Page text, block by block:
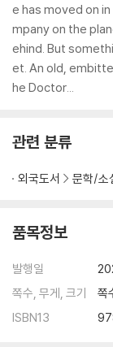
e has moved on
mpany on the
ehind. But
et. An old,
he Doctor...
관련 분류
외국도서 문학/소
품목정보
발행일
쪽수, 무게, 크기
쪽
ISBN13